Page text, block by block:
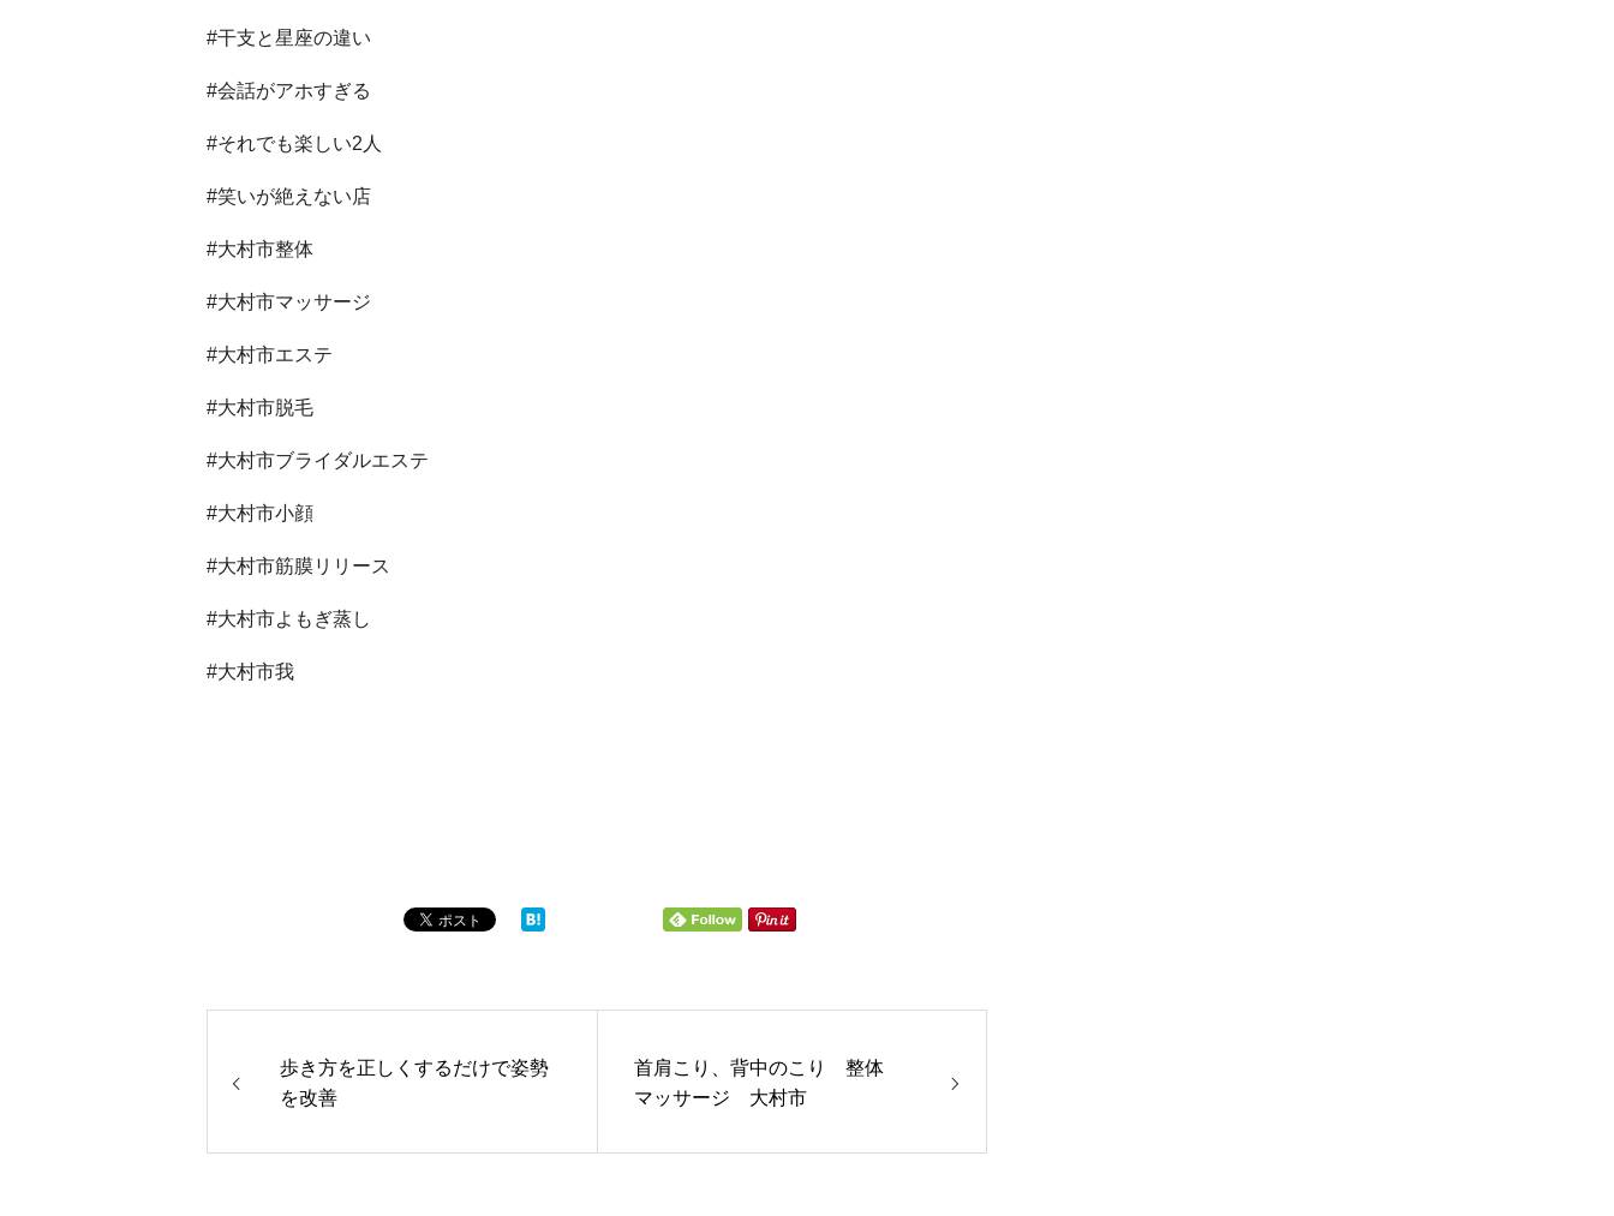
#干支と星座の違い
#会話がアホすぎる
#それでも楽しい2人
#笑いが絶えない店
#大村市整体
#大村市マッサージ
#大村市エステ
#大村市脱毛
#大村市ブライダルエステ
#大村市小顔
#大村市筋膜リリース
#大村市よもぎ蒸し
#大村市我
歩き方を正しくするだけで姿勢
を改善
首肩こり、背中のこり 整体
マッサージ 大村市